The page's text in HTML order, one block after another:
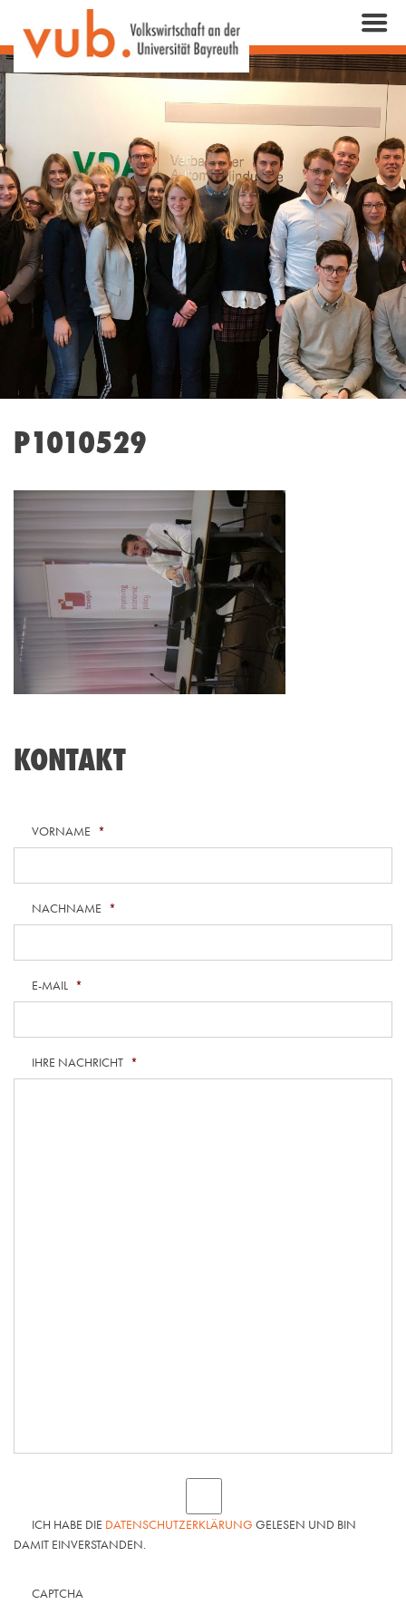
P1010529
KONTAKT
VORNAME *
NACHNAME *
E-MAIL *
IHRE NACHRICHT *
ICH HABE DIE DATENSCHUTZERKLÄRUNG GELESEN UND BIN
DAMIT EINVERSTANDEN.
CAPTCHA